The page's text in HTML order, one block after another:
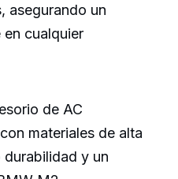
asegurando un
cualquier
de AC
materiales de alta
y un